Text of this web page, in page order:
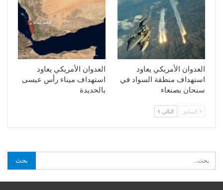
العدوان الأمريكي يعاود
استهداف منطقة السواد في
سنحان بصنعاء
العدوان الأمريكي يعاود
استهداف ميناء رأس عيسى
بالحديدة
السابق التالي